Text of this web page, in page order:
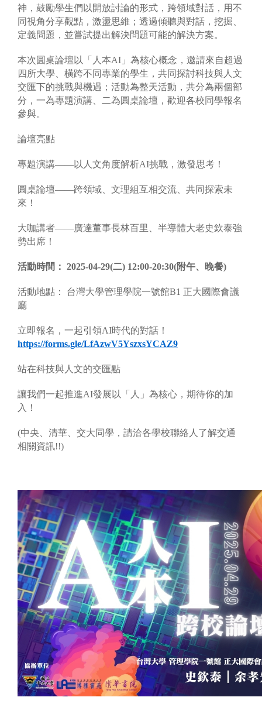
神，鼓勵學生們以開放討論的形式，跨領域對話，用不
同視角分享觀點，激盪思維；透過傾聽與對話，挖掘、
定義問題，並嘗試提出解決問題可能的解決方案。
本次圓桌論壇以「人本AI」為核心概念，邀請來自超過
四所大學、橫跨不同專業的學生，共同探討科技與人文
交匯下的挑戰與機遇；活動為整天活動，共分為兩個部
分，一為專題演講、二為圓桌論壇，歡迎各校同學報名
參與。
論壇亮點
專題演講——以人文角度解析AI挑戰，激發思考！
圓桌論壇——跨領域、文理組互相交流、共同探索未
來！
大咖講者——廣達董事長林百里、半導體大老史欽泰強
勢出席！
活動時間： 2025-04-29(二) 12:00-20:30(附午、晚餐)
活動地點： 台灣大學管理學院一號館B1 正大國際會議
廳
立即報名，一起引領AI時代的對話！
https://forms.gle/LfAzwV5YszxsYCAZ9
站在科技與人文的交匯點
讓我們一起推進AI發展以「人」為核心，期待你的加
入！
(中央、清華、交大同學，請洽各學校聯絡人了解交通
相關資訊!!)